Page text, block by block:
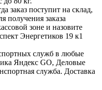
заказ поступит на склад,
получения заказа
зоне и назовите
Энергетиков 19 к1
служб в любые
Яндекс GO, Деловые
служба. Доставка